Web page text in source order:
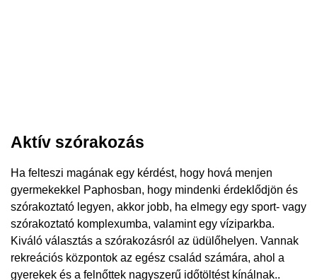
Aktív szórakozás
Ha felteszi magának egy kérdést, hogy hová menjen
gyermekekkel Paphosban, hogy mindenki érdeklődjön és
szórakoztató legyen, akkor jobb, ha elmegy egy sport- vagy
szórakoztató komplexumba, valamint egy víziparkba.
Kiváló választás a szórakozásról az üdülőhelyen. Vannak
rekreációs központok az egész család számára, ahol a
gyerekek és a felnőttek nagyszerű időtöltést kínálnak..